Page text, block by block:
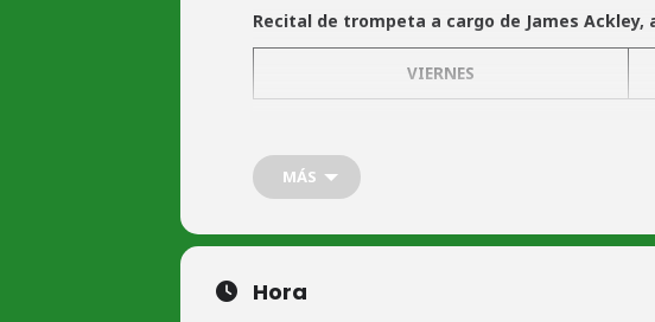
Recital de trompeta a cargo de James Ackley,
VIERNES
Entrada 3 € (A beneficio del proyecto de
+ iNFO
Venta de Entradas en taquilla
jueves de 18:30 a 20:30h.;
MÁS
Hora